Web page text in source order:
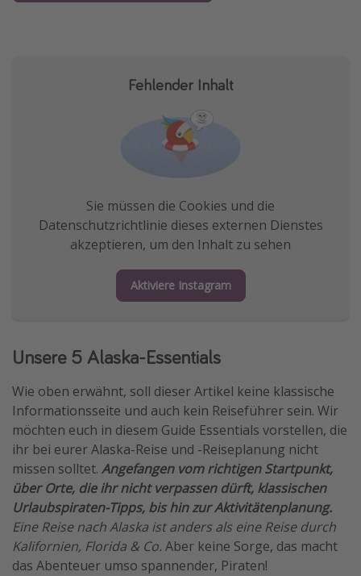
Fehlender Inhalt
Sie müssen die Cookies und die
Datenschutzrichtlinie dieses externen Dienstes
akzeptieren, um den Inhalt zu sehen
Aktiviere Instagram
Unsere 5 Alaska-Essentials
Wie oben erwähnt, soll dieser Artikel keine klassische
Informationsseite und auch kein Reiseführer sein. Wir
möchten euch in diesem Guide Essentials vorstellen, die
ihr bei eurer Alaska-Reise und -Reiseplanung nicht
missen solltet. Angefangen vom richtigen Startpunkt,
über Orte, die ihr nicht verpassen dürft, klassischen
Urlaubspiraten-Tipps, bis hin zur Aktivitätenplanung.
Eine Reise nach Alaska ist anders als eine Reise durch
Kalifornien, Florida & Co. Aber keine Sorge, das macht
das Abenteuer umso spannender, Piraten!